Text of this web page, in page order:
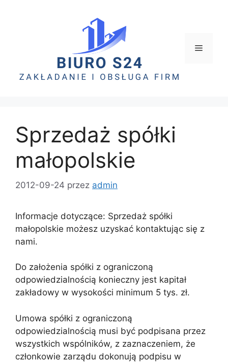
Sprzedaż spółki
małopolskie
2012-09-24 przez admin
Informacje dotyczące: Sprzedaż spółki
małopolskie możesz uzyskać kontaktując się z
nami.
Do założenia spółki z ograniczoną
odpowiedzialnością konieczny jest kapitał
zakładowy w wysokości minimum 5 tys. zł.
Umowa spółki z ograniczoną
odpowiedzialnością musi być podpisana przez
wszystkich wspólników, z zaznaczeniem, że
członkowie zarządu dokonują podpisu w